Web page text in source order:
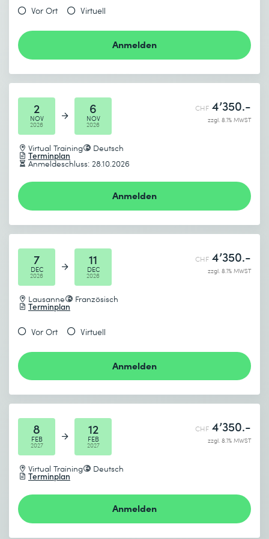
Vor Ort Virtuell
Anmelden
2
NOV
2026
6
NOV
2026
Virtual Training Deutsch
Terminplan
Anmeldeschluss: 28.10.2026
CHF 4’350.-
zzgl. 8.1% MWST
Anmelden
7
DEC
2026
11
DEC
2026
Lausanne Französisch
Terminplan
CHF 4’350.-
zzgl. 8.1% MWST
Vor Ort Virtuell
Anmelden
8
FEB
2027
12
FEB
2027
Virtual Training Deutsch
Terminplan
CHF 4’350.-
zzgl. 8.1% MWST
Anmelden